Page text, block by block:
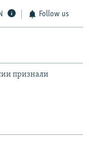
Follow us
признали